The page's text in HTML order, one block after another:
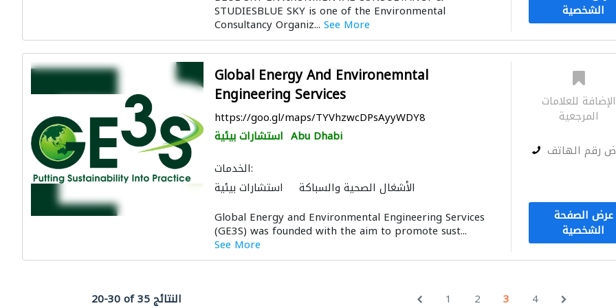
STUDIESBLUE SKY is one of the Environmental
Consultancy Organiz... See More
الشخصية
Global Energy And Environemntal
Engineering Services
https://goo.gl/maps/TYVhzwcDPsAyyWDY8
استشارات بيئية Abu Dhabi
الخدمات:
استشارات بيئية
الأشغال الصحية والسباكة
أنظمة الطاقة الشمسية المنزلية
Global Energy and Environmental Engineering Services
(GE3S) was founded with the aim to promote sust...
See More
الإضافة للعلامات
المرجعية
رقم الهاتف
عرض الصفحة
الشخصية
20-30 of 35 النتائج 1 2 3 4